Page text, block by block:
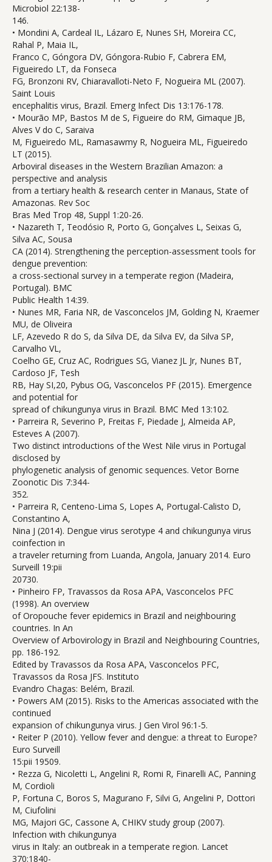
Microbiol 22:138-
146.
• Mondini A, Cardeal IL, Lázaro E, Nunes SH, Moreira CC,
Rahal P, Maia IL,
Franco C, Góngora DV, Góngora-Rubio F, Cabrera EM,
Figueiredo LT, da Fonseca
FG, Bronzoni RV, Chiaravalloti-Neto F, Nogueira ML (2007).
Saint Louis
encephalitis virus, Brazil. Emerg Infect Dis 13:176-178.
• Mourão MP, Bastos M de S, Figueire do RM, Gimaque JB,
Alves V do C, Saraiva
M, Figueiredo ML, Ramasawmy R, Nogueira ML, Figueiredo
LT (2015).
Arboviral diseases in the Western Brazilian Amazon: a
perspective and analysis
from a tertiary health & research center in Manaus, State of
Amazonas. Rev Soc
Bras Med Trop 48, Suppl 1:20-26.
• Nazareth T, Teodósio R, Porto G, Gonçalves L, Seixas G,
Silva AC, Sousa
CA (2014). Strengthening the perception-assessment tools for
dengue prevention:
a cross-sectional survey in a temperate region (Madeira,
Portugal). BMC
Public Health 14:39.
• Nunes MR, Faria NR, de Vasconcelos JM, Golding N, Kraemer
MU, de Oliveira
LF, Azevedo R do S, da Silva DE, da Silva EV, da Silva SP,
Carvalho VL,
Coelho GE, Cruz AC, Rodrigues SG, Vianez JL Jr, Nunes BT,
Cardoso JF, Tesh
RB, Hay SI,20, Pybus OG, Vasconcelos PF (2015). Emergence
and potential for
spread of chikungunya virus in Brazil. BMC Med 13:102.
• Parreira R, Severino P, Freitas F, Piedade J, Almeida AP,
Esteves A (2007).
Two distinct introductions of the West Nile virus in Portugal
disclosed by
phylogenetic analysis of genomic sequences. Vetor Borne
Zoonotic Dis 7:344-
352.
• Parreira R, Centeno-Lima S, Lopes A, Portugal-Calisto D,
Constantino A,
Nina J (2014). Dengue virus serotype 4 and chikungunya virus
coinfection in
a traveler returning from Luanda, Angola, January 2014. Euro
Surveill 19:pii
20730.
• Pinheiro FP, Travassos da Rosa APA, Vasconcelos PFC
(1998). An overview
of Oropouche fever epidemics in Brazil and neighbouring
countries. In An
Overview of Arbovirology in Brazil and Neighbouring Countries,
pp. 186-192.
Edited by Travassos da Rosa APA, Vasconcelos PFC,
Travassos da Rosa JFS. Instituto
Evandro Chagas: Belém, Brazil.
• Powers AM (2015). Risks to the Americas associated with the
continued
expansion of chikungunya virus. J Gen Virol 96:1-5.
• Reiter P (2010). Yellow fever and dengue: a threat to Europe?
Euro Surveill
15:pii 19509.
• Rezza G, Nicoletti L, Angelini R, Romi R, Finarelli AC, Panning
M, Cordioli
P, Fortuna C, Boros S, Magurano F, Silvi G, Angelini P, Dottori
M, Ciufolini
MG, Majori GC, Cassone A, CHIKV study group (2007).
Infection with chikungunya
virus in Italy: an outbreak in a temperate region. Lancet
370:1840-